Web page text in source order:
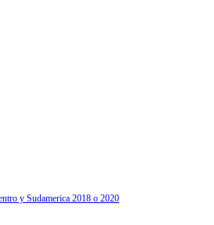
y Sudamerica 2018 o 2020